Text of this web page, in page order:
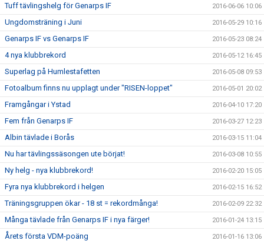
Tuff tävlingshelg för Genarps IF 2016-06-06 10:06
Ungdomsträning i Juni 2016-05-29 10:16
Genarps IF vs Genarps IF 2016-05-23 08:24
4 nya klubbrekord 2016-05-12 16:45
Superlag på Humlestafetten 2016-05-08 09:53
Fotoalbum finns nu upplagt under "RISEN-loppet" 2016-05-01 20:02
Framgångar i Ystad 2016-04-10 17:20
Fem från Genarps IF 2016-03-27 12:23
Albin tävlade i Borås 2016-03-15 11:04
Nu har tävlingssäsongen ute börjat! 2016-03-08 10:55
Ny helg - nya klubbrekord! 2016-02-20 15:05
Fyra nya klubbrekord i helgen 2016-02-15 16:52
Träningsgruppen ökar - 18 st = rekordmånga! 2016-02-09 22:32
Många tävlade från Genarps IF i nya färger! 2016-01-24 13:15
Årets första VDM-poäng 2016-01-16 13:06